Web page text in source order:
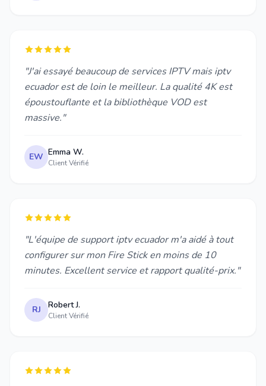
"J'ai essayé beaucoup de services IPTV mais iptv
ecuador est de loin le meilleur. La qualité 4K est
époustouflante et la bibliothèque VOD est
massive."
EW Emma W.
Client Vérifié
"L'équipe de support iptv ecuador m'a aidé à tout
configurer sur mon Fire Stick en moins de 10
minutes. Excellent service et rapport qualité-prix."
RJ Robert J.
Client Vérifié